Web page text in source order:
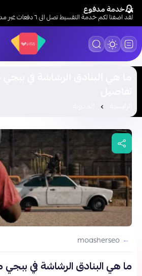
خدمة مدفوع
لقد اضفنا لكم خدمة التقسيط تصل الى ٦ دفعات عبر مدفوع
LUCK STORE
moasherseo
ما هي البنادق الرشاشة في ببجي